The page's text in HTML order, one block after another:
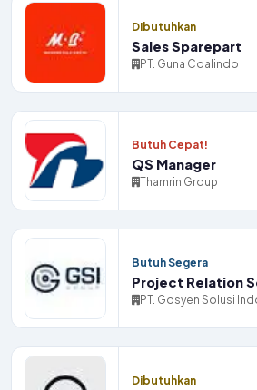
Dibutuhkan
Sales Sparepart
PT. Guna Coalindo
Butuh Cepat!
QS Manager
Thamrin Group
Butuh Segera
Project Relation
PT. Gosyen Solusi
Dibutuhkan